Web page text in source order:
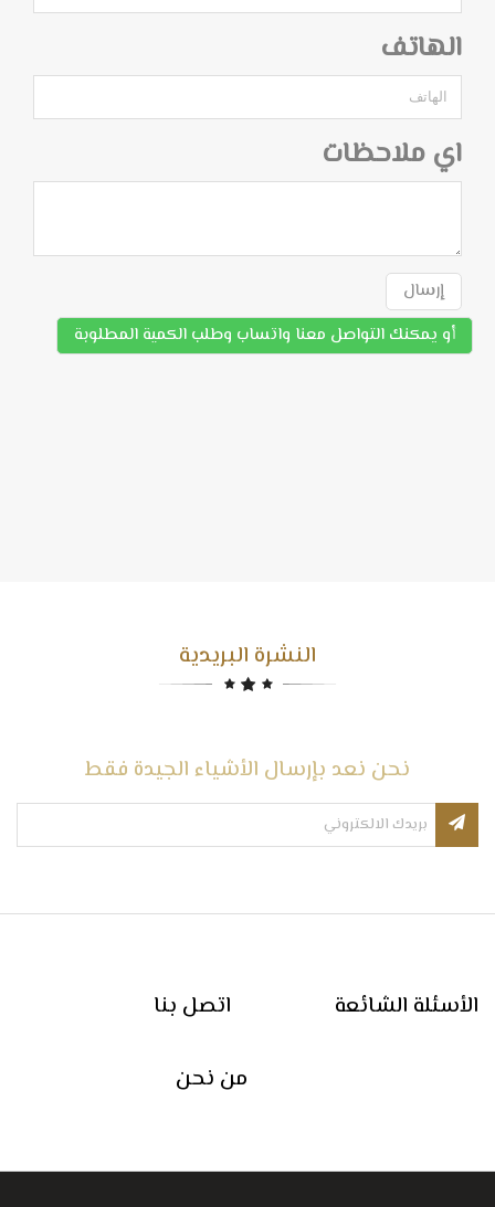
الهاتف
اي ملاحظات
إرسال
أو يمكنك التواصل معنا واتساب وطلب الكمية المطلوبة
النشرة البريدية
نحن نعد بإرسال الأشياء الجيدة فقط
اتصل بنا الأسئلة الشائعة
من نحن